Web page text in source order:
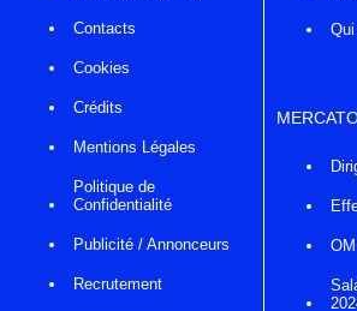
Contacts
Cookies
Crédits
Mentions Légales
Politique de
Confidentialité
Publicité / Annonceurs
Recrutement